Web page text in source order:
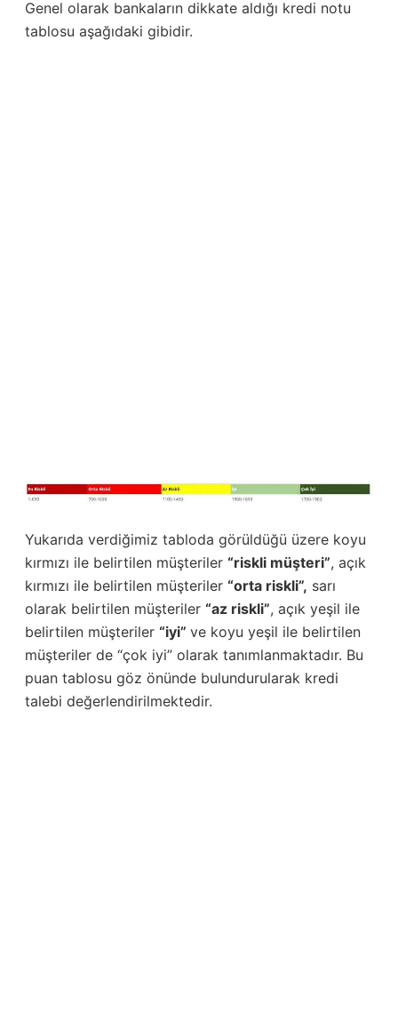
Genel olarak bankaların dikkate aldığı kredi notu
tablosu aşağıdaki gibidir.
Yukarıda verdiğimiz tabloda görüldüğü üzere koyu
kırmızı ile belirtilen müşteriler “riskli müşteri”, açık
kırmızı ile belirtilen müşteriler “orta riskli”, sarı
olarak belirtilen müşteriler “az riskli”, açık yeşil ile
belirtilen müşteriler “iyi” ve koyu yeşil ile belirtilen
müşteriler de “çok iyi” olarak tanımlanmaktadır. Bu
puan tablosu göz önünde bulundurularak kredi
talebi değerlendirilmektedir.